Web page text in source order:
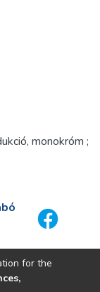
monokróm ;
for the